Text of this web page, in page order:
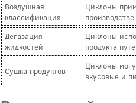
Воздушная
классификация
Циклоны
Дегазация
жидкостей
Циклоны
продукта
Сушка продуктов
Циклоны
вкусовые и